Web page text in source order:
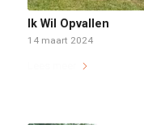
Ik Wil Opvallen
14 maart 2024